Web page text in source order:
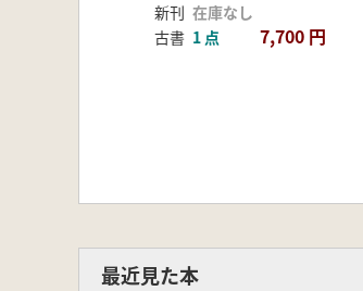
新刊 在庫なし
古書 1 点 7,700 円
最近見た本